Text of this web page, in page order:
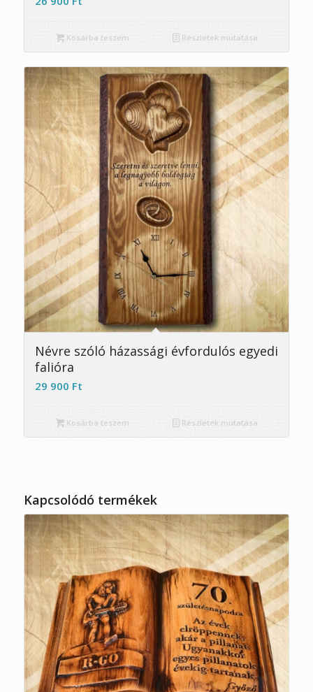
Kosárba teszem Részletek mutatása
4.91
Névre szóló házassági évfordulós egyedi
falióra
29 900 Ft
Kosárba teszem Részletek mutatása
Kapcsolódó termékek